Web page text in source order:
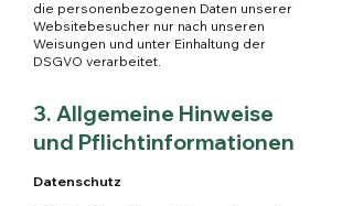
die personenbezogenen Daten unserer
Websitebesucher nur nach unseren
Weisungen und unter Einhaltung der
DSGVO verarbeitet.
3. Allgemeine Hinweise
und Pflichtinformationen
Datenschutz